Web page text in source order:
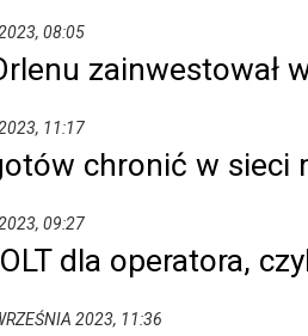
08:05
zainwestował
11:17
chronić w sieci
09:27
dla operatora,
2023, 11:36